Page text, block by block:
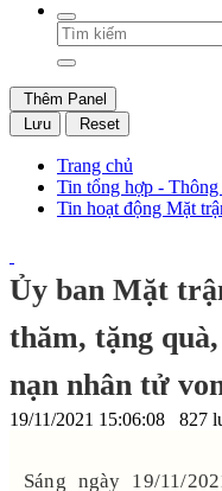
Thêm Panel
Lưu
Reset
Trang chủ
Tin tổng hợp - Thông
Tin hoạt động Mặt
Ủy ban Mặt
thăm, tặng
nạn nhân tử
19/11/2021 15:06:08 827
Sáng ngày 19/11/